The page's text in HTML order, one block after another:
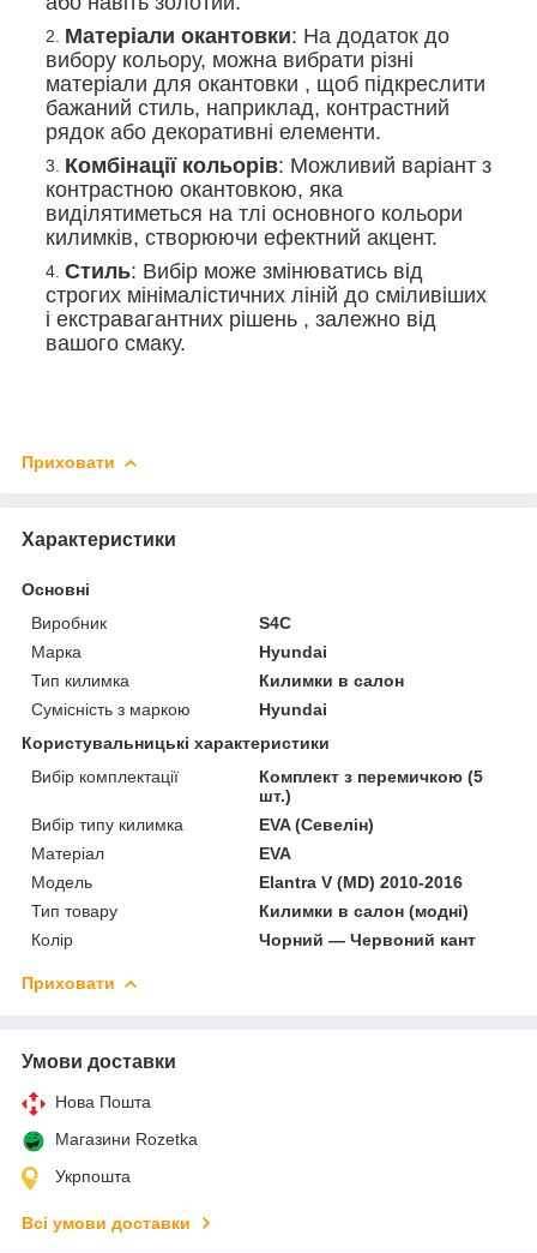
Матеріали окантовки: На додаток до
вибору кольору, можна вибрати різні
матеріали для окантовки , щоб підкреслити
бажаний стиль, наприклад, контрастний
рядок або декоративні елементи.
Комбінації кольорів: Можливий варіант з
контрастною окантовкою, яка
виділятиметься на тлі основного кольори
килимків, створюючи ефектний акцент.
Стиль: Вибір може змінюватись від
строгих мінімалістичних ліній до сміливіших
і екстравагантних рішень , залежно від
вашого смаку.
Приховати
Характеристики
Основні
Виробник
S4C
Марка
Hyundai
Тип килимка
Килимки в салон
Сумісність з маркою
Hyundai
Користувальницькі характеристики
Вибір комплектації
Комплект з перемичкою (5
шт.)
Вибір типу килимка
EVA (Севелін)
Матеріал
EVA
Мoдель
Elantra V (MD) 2010-2016
Тип товару
Килимки в салон (модні)
Колір
Чорний — Червоний кант
Приховати
Умови доставки
Нова Пошта
Магазини Rozetka
Укрпошта
Всі умови доставки